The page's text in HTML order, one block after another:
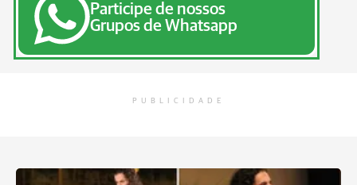
Participe de nossos
Grupos de Whatsapp
PUBLICIDADE